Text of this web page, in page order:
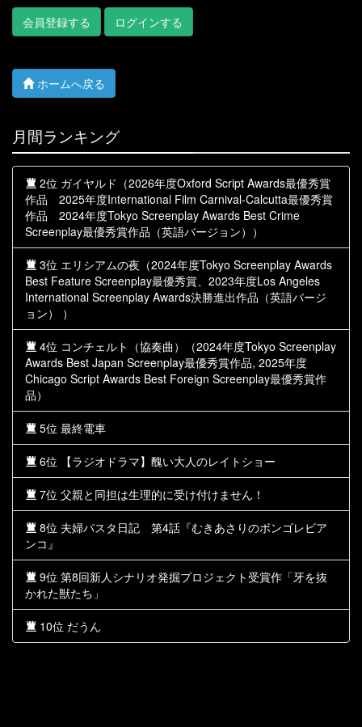
会員登録する ログインする
ホームへ戻る
月間ランキング
2位 ガイヤルド（2026年度Oxford Script Awards最優秀賞
作品 2025年度International Film Carnival-Calcutta最優秀賞
作品 2024年度Tokyo Screenplay Awards Best Crime
Screenplay最優秀賞作品（英語バージョン））
3位 エリシアムの夜（2024年度Tokyo Screenplay Awards
Best Feature Screenplay最優秀賞、2023年度Los Angeles
International Screenplay Awards決勝進出作品（英語バージ
ョン） ）
4位 コンチェルト（協奏曲）（2024年度Tokyo Screenplay
Awards Best Japan Screenplay最優秀賞作品, 2025年度
Chicago Script Awards Best Foreign Screenplay最優秀賞作
品）
5位 最終電車
6位 【ラジオドラマ】醜い大人のレイトショー
7位 父親と同担は生理的に受け付けません！
8位 夫婦パスタ日記 第4話『むきあさりのボンゴレビア
ンコ』
9位 第8回新人シナリオ発掘プロジェクト受賞作「牙を抜
かれた獣たち」
10位 だうん